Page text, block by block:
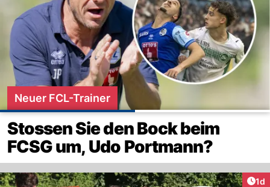
Neuer FCL-Trainer
Stossen Sie den Bock beim
FCSG um, Udo Portmann?
1d